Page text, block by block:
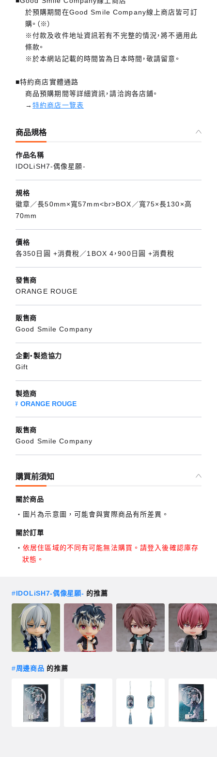
於預購期間在Good Smile Company線上商店皆可訂
購。（※）
※付款及收件地址資訊若有不完整的情況，將不適用此
條款。
※於本網站記載的時間皆為日本時間，敬請留意。
■特約商店實體通路
商品預購期間等詳細資訊，請洽詢各店鋪。
→特約商店一覽表
商品規格
作品名稱
IDOLiSH7-偶像星願-
規格
徽章／長50mm×寬57mm<br>BOX／寬75×長130×高
70mm
價格
各350日圓 +消費稅／1BOX 4，900日圓 +消費稅
發售商
ORANGE ROUGE
販售商
Good Smile Company
企劃・製造協力
Gift
製造商
ORANGE ROUGE
販售商
Good Smile Company
購買前須知
關於商品
圖片為示意圖，可能會與實際商品有所差異。
關於訂單
依居住區域的不同有可能無法購買。請登入後確認庫存
狀態。
#IDOLiSH7-偶像星願- 的推薦
#周邊商品 的推薦